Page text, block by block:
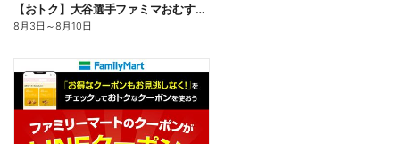
【おトク】大谷選手ファミマおむすび割
8月3日 ～8月10日